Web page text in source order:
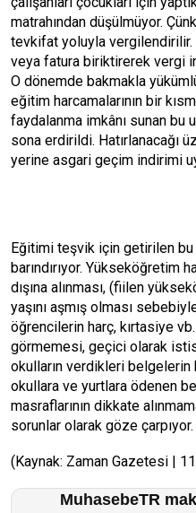
matrahından düşülmüyor.
tevkifat yoluyla vergilendirilir.
veya fatura biriktirerek vergi
O dönemde bakmakla
eğitim harcamalarının bir
faydalanma imkânı sunan bu
sona erdirildi. Hatırlanacağı
yerine asgari geçim indirimi
Eğitimi teşvik için getirilen bu
barındırıyor. Yükseköğretim
dışına alınması, (fiilen
yaşını aşmış olması
öğrencilerin harç, kırtasiye
görmemesi, geçici olarak
okulların verdikleri
okullara ve yurtlara ödenen
masraflarının dikkate
sorunlar olarak göze çarpıyor.
(Kaynak: Zaman Gazetesi |
MuhasebeTR